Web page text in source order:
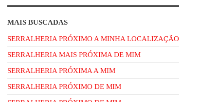
MAIS BUSCADAS
SERRALHERIA PRÓXIMO A MINHA LOCALIZAÇÃO
SERRALHERIA MAIS PRÓXIMA DE MIM
SERRALHERIA PRÓXIMA A MIM
SERRALHERIA PRÓXIMO DE MIM